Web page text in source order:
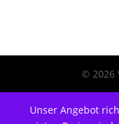
Unser Angebot
© 2026